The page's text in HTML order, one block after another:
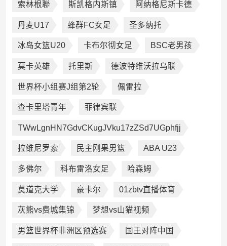
索林根聯 斯凯格内斯镇 阿纳格尼斯卡德
丹麦U17 蜂群FC女足 圣多纳托
冰岛女篮U20 卡布尔彻女足 BSC老男孩
莫卡英雄 托里斯 德波特维沃拉乌联
世界杯小组赛J组第2轮 佩雷拉
查卡里塔青年 菲律宾联
TWwLgnHN7GdvCKugJVku17zZSd7UGphfjj
拉维尼罗索 民主刚果男篮 ABA U23
多佛尔 科布雷洛女足 哈森姆
莫道克大学 豪卡尔 01zbtv直播体育
灰熊vs费城集锦 梦想vs山猫视频
男篮世界杯非洲区预选赛 国王对阵中国